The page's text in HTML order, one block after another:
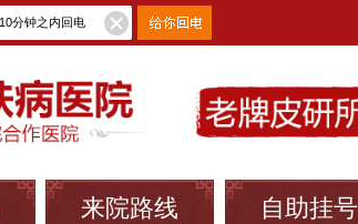
来院路线 自助挂号